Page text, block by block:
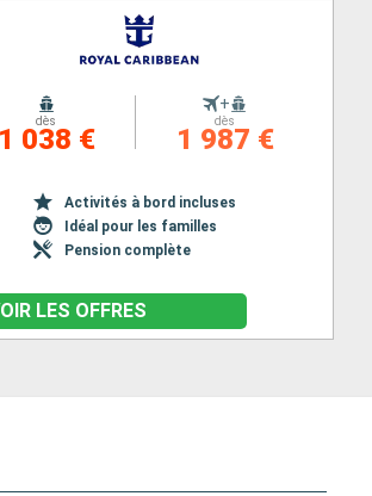
dès
1 038 €
+
dès
1 987 €
Activités à bord incluses
Idéal pour les familles
Pension complète
LES OFFRES